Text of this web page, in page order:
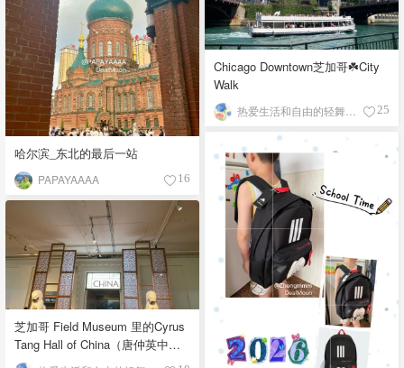
哈尔滨_东北的最后一站
PAPAYAAAA 16
Chicago Downtown芝加哥☘️City
Walk
热爱生活和自由的轻舞飞扬 25
芝加哥 Field Museum 里的Cyrus
Tang Hall of China（唐仲英中国
馆）